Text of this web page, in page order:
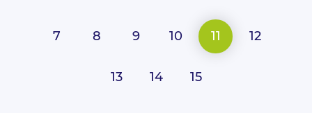
7 8 9 10 11 12
13 14 15